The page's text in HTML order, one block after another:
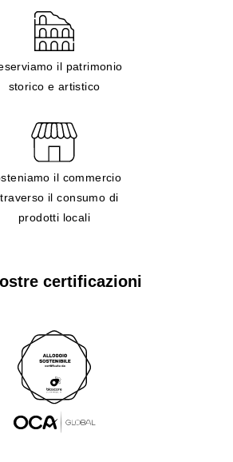
il patrimonio
storico e artistico
il commercio
il consumo di
prodotti locali
certificazioni